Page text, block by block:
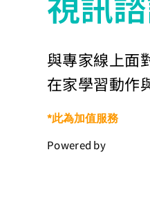
與專家線上面
在家學習動作
*此為加值服務
Powered by